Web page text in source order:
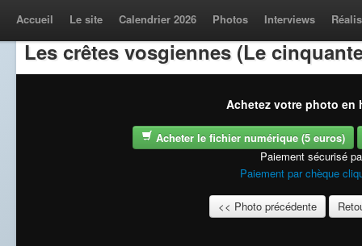
Accueil Le site Calendrier 2026 Photos Interviews
Les crêtes vosgiennes (Le
Achetez votre photo en
Acheter le fichier numérique (5 euros)
Paiement sécurisé
Paiement par chèque
<< Photo précédente